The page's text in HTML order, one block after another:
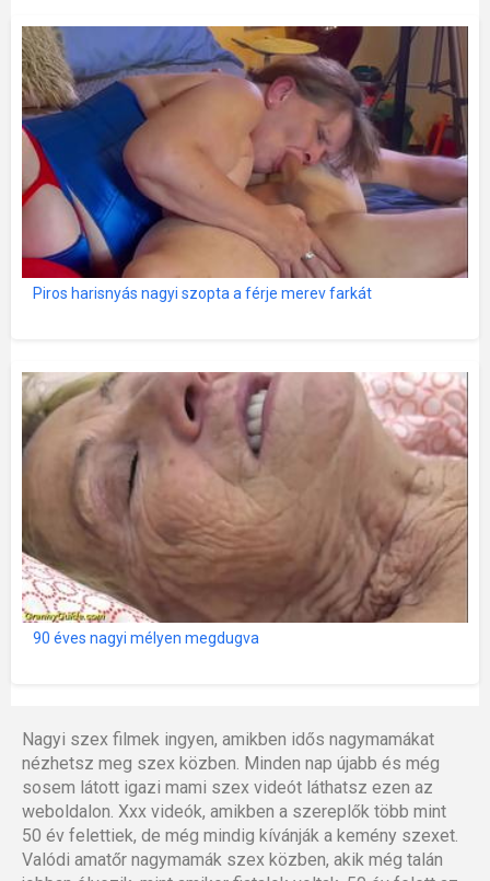
Piros harisnyás nagyi szopta a férje merev farkát
90 éves nagyi mélyen megdugva
Nagyi szex filmek ingyen, amikben idős nagymamákat
nézhetsz meg szex közben. Minden nap újabb és még
sosem látott igazi mami szex videót láthatsz ezen az
weboldalon. Xxx videók, amikben a szereplők több mint
50 év felettiek, de még mindig kívánják a kemény szexet.
Valódi amatőr nagymamák szex közben, akik még talán